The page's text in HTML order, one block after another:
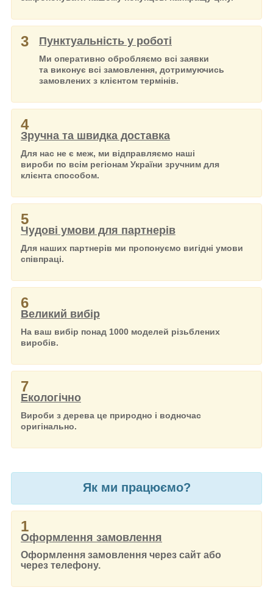
3 Пунктуальність у роботі
Ми оперативно обробляємо всі заявки
та виконує всі замовлення, дотримуючись
замовлених з клієнтом термінів.
4
Зручна та швидка доставка
Для нас не є меж, ми відправляємо наші
вироби по всім регіонам України зручним для
клієнта способом.
5
Чудові умови для партнерів
Для наших партнерів ми пропонуємо вигідні умови
співпраці.
6
Великий вибір
На ваш вибір понад 1000 моделей різьблених
виробів.
7
Екологічно
Вироби з дерева це природно і водночас
оригінально.
Як ми працюємо?
1
Оформлення замовлення
Оформлення замовлення через сайт або
через телефону.